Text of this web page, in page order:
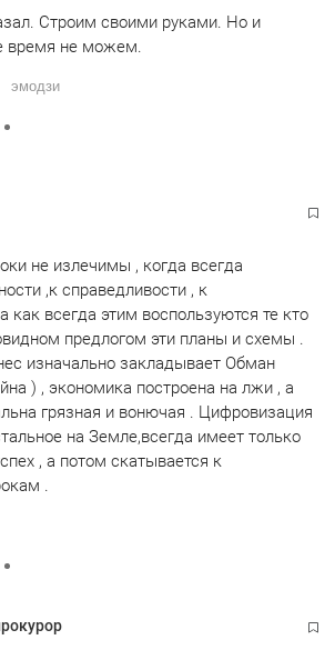
Строим своими руками. Но и
время не можем.
эмодзи
не излечимы , когда всегда
,к справедливости , к
как всегда этим воспользуются те кто
предлогом эти планы и схемы .
изначально закладывает Обман
) , экономика построена на лжи , а
грязная и вонючая . Цифровизация
на Земле,всегда имеет только
, а потом скатывается к
.